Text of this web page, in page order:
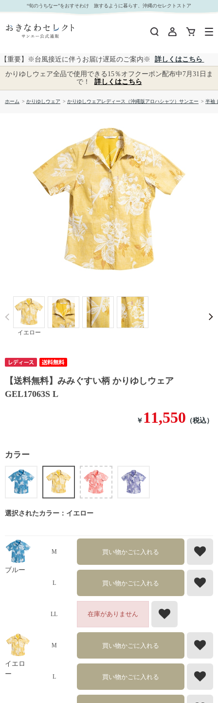
【送料無料】みみぐすい柄 かりゆしウェア GEL17063S L｜おきなわセレクト サンエー公式通
販
“旬のうちなー”をおすそわけ 旅するように暮らす、沖縄のセレクトストア
【重要】※台風接近に伴うお届け遅延のご案内※
詳しくはこちら
かりゆしウェア全品で使用できる15％オフクーポン配布中7月31日ま
で！
詳しくはこちら
ホーム > かりゆしウェア > かりゆしウェアレディース（沖縄版アロハシャツ）サンエー > 半袖
イエロー
Prev
【送料無料】みみぐすい柄 かりゆしウェア
GEL17063S L
￥ 11,550 （税込）
カラー
選択されたカラー：イエロー
ブルー
M 買い物かごに入れる
L 買い物かごに入れる
LL 在庫がありません
イエロ
ー
M 買い物かごに入れる
L 買い物かごに入れる